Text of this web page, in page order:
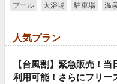
プール 大浴場 駐車場 温
人気プラン
【台風割】緊急販売！
利用可能！さらにフリー